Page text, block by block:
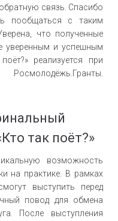
связь. Спасибо
пообщаться с таким
что полученные
уверенным и успешным
реализуется при
так поëт?»
возможность
на практике. В рамках
выступить перед
повод для обмена
После выступления